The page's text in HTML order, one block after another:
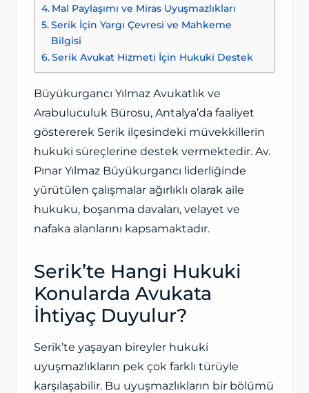
Mal Paylaşımı ve Miras Uyuşmazlıkları
Serik İçin Yargı Çevresi ve Mahkeme
Bilgisi
Serik Avukat Hizmeti İçin Hukuki Destek
Büyükurgancı Yılmaz Avukatlık ve
Arabuluculuk Bürosu, Antalya’da faaliyet
göstererek Serik ilçesindeki müvekkillerin
hukuki süreçlerine destek vermektedir. Av.
Pınar Yılmaz Büyükurgancı liderliğinde
yürütülen çalışmalar ağırlıklı olarak aile
hukuku, boşanma davaları, velayet ve
nafaka alanlarını kapsamaktadır.
Serik’te Hangi Hukuki
Konularda Avukata
İhtiyaç Duyulur?
Serik’te yaşayan bireyler hukuki
uyuşmazlıkların pek çok farklı türüyle
karşılaşabilir. Bu uyuşmazlıkların bir bölümü